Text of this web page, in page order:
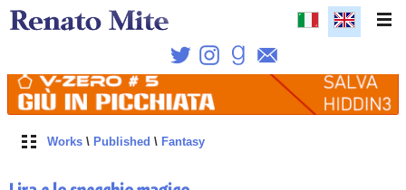
Works \ Published \ Fantasy